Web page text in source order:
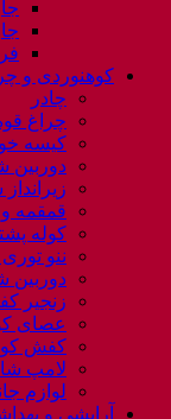
کوهنوردی و
چادر
چراغ
کیسه
دوربین
قمقمه
کوله
ننو
دوربین
زنجیر
عصای
کفش
لامپ
لوازم
آرایشی و